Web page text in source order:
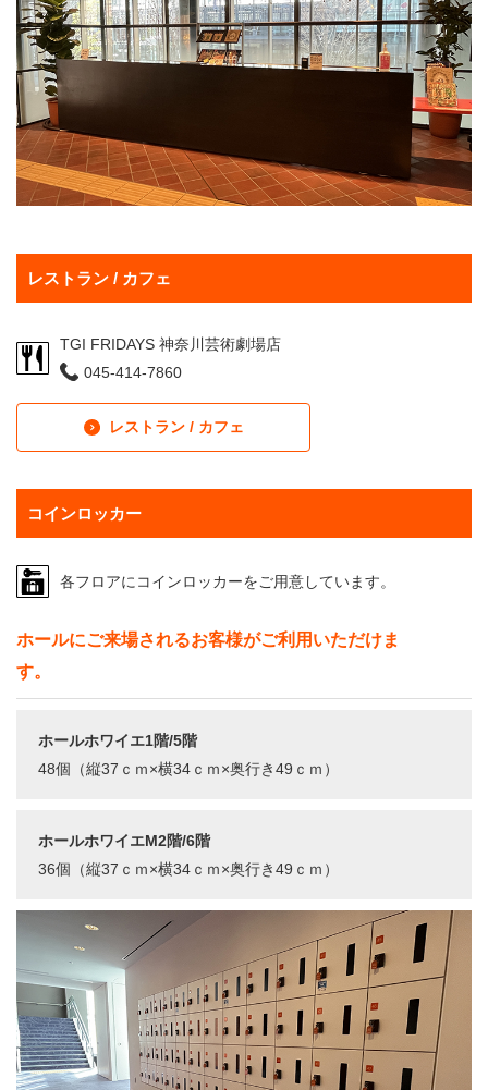
レストラン / カフェ
TGI FRIDAYS 神奈川芸術劇場店
045-414-7860
レストラン / カフェ
コインロッカー
各フロアにコインロッカーをご用意しています。
ホールにご来場されるお客様がご利用いただけま
す。
ホールホワイエ1階/5階
48個（縦37ｃｍ×横34ｃｍ×奥行き49ｃｍ）
ホールホワイエM2階/6階
36個（縦37ｃｍ×横34ｃｍ×奥行き49ｃｍ）